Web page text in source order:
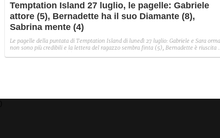
Temptation Island 27 luglio, le pagelle: Gabriele
attore (5), Bernadette ha il suo Diamante (8),
Sabrina mente (4)
Le pagelle della puntata di Temptation Island di lunedì 27 luglio: Gabriele e Sara
non sono più credibili e la lettera del ragazzo sembra finta (5), Bernadette è riuscita